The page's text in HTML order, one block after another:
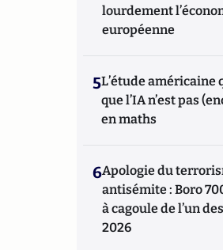
lourdement
européenne
5L’étude américaine
que l’IA n’est pas
en maths
6Apologie du
antisémite : Boro
à cagoule de l’un
2026